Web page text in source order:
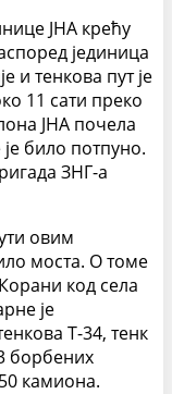
ЈНА крећу
јединица
и тенкова пут је
11 сати преко
ЈНА почела
било потпуно.
ЗНГ-а
овим
моста. О томе
код села
је
Т-34, тенк
борбених
камиона.